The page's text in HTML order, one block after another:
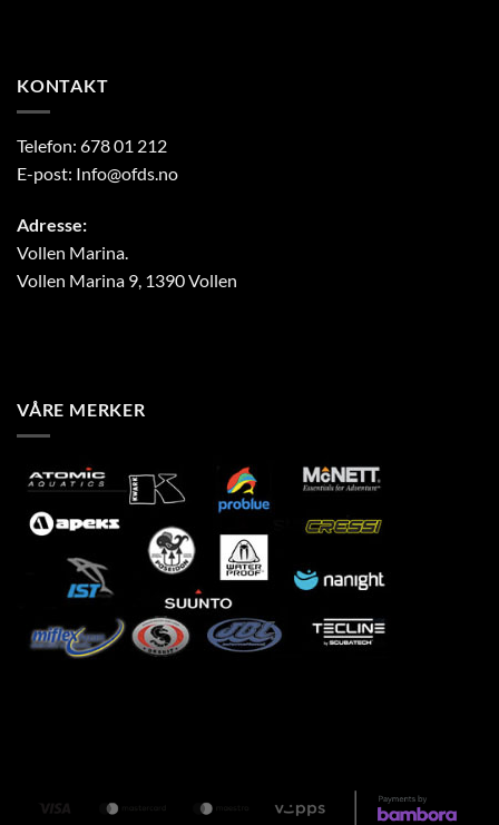
KONTAKT
Telefon: 678 01 212
E-post: Info@ofds.no
Adresse:
Vollen Marina.
Vollen Marina 9, 1390 Vollen
VÅRE MERKER